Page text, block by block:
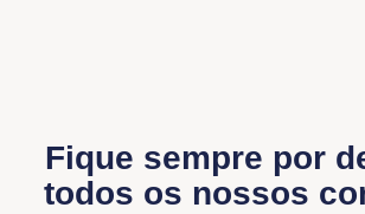
Fique sempre por
todos os nossos